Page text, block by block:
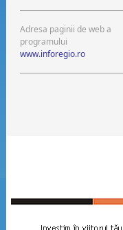
Adresa paginii de web a
programului
www.inforegio.ro